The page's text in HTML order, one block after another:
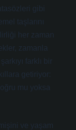
gibi
taşlarını
her zaman
zamanla
farklı bir
getiriyor:
mu yoksa
ve yaşam